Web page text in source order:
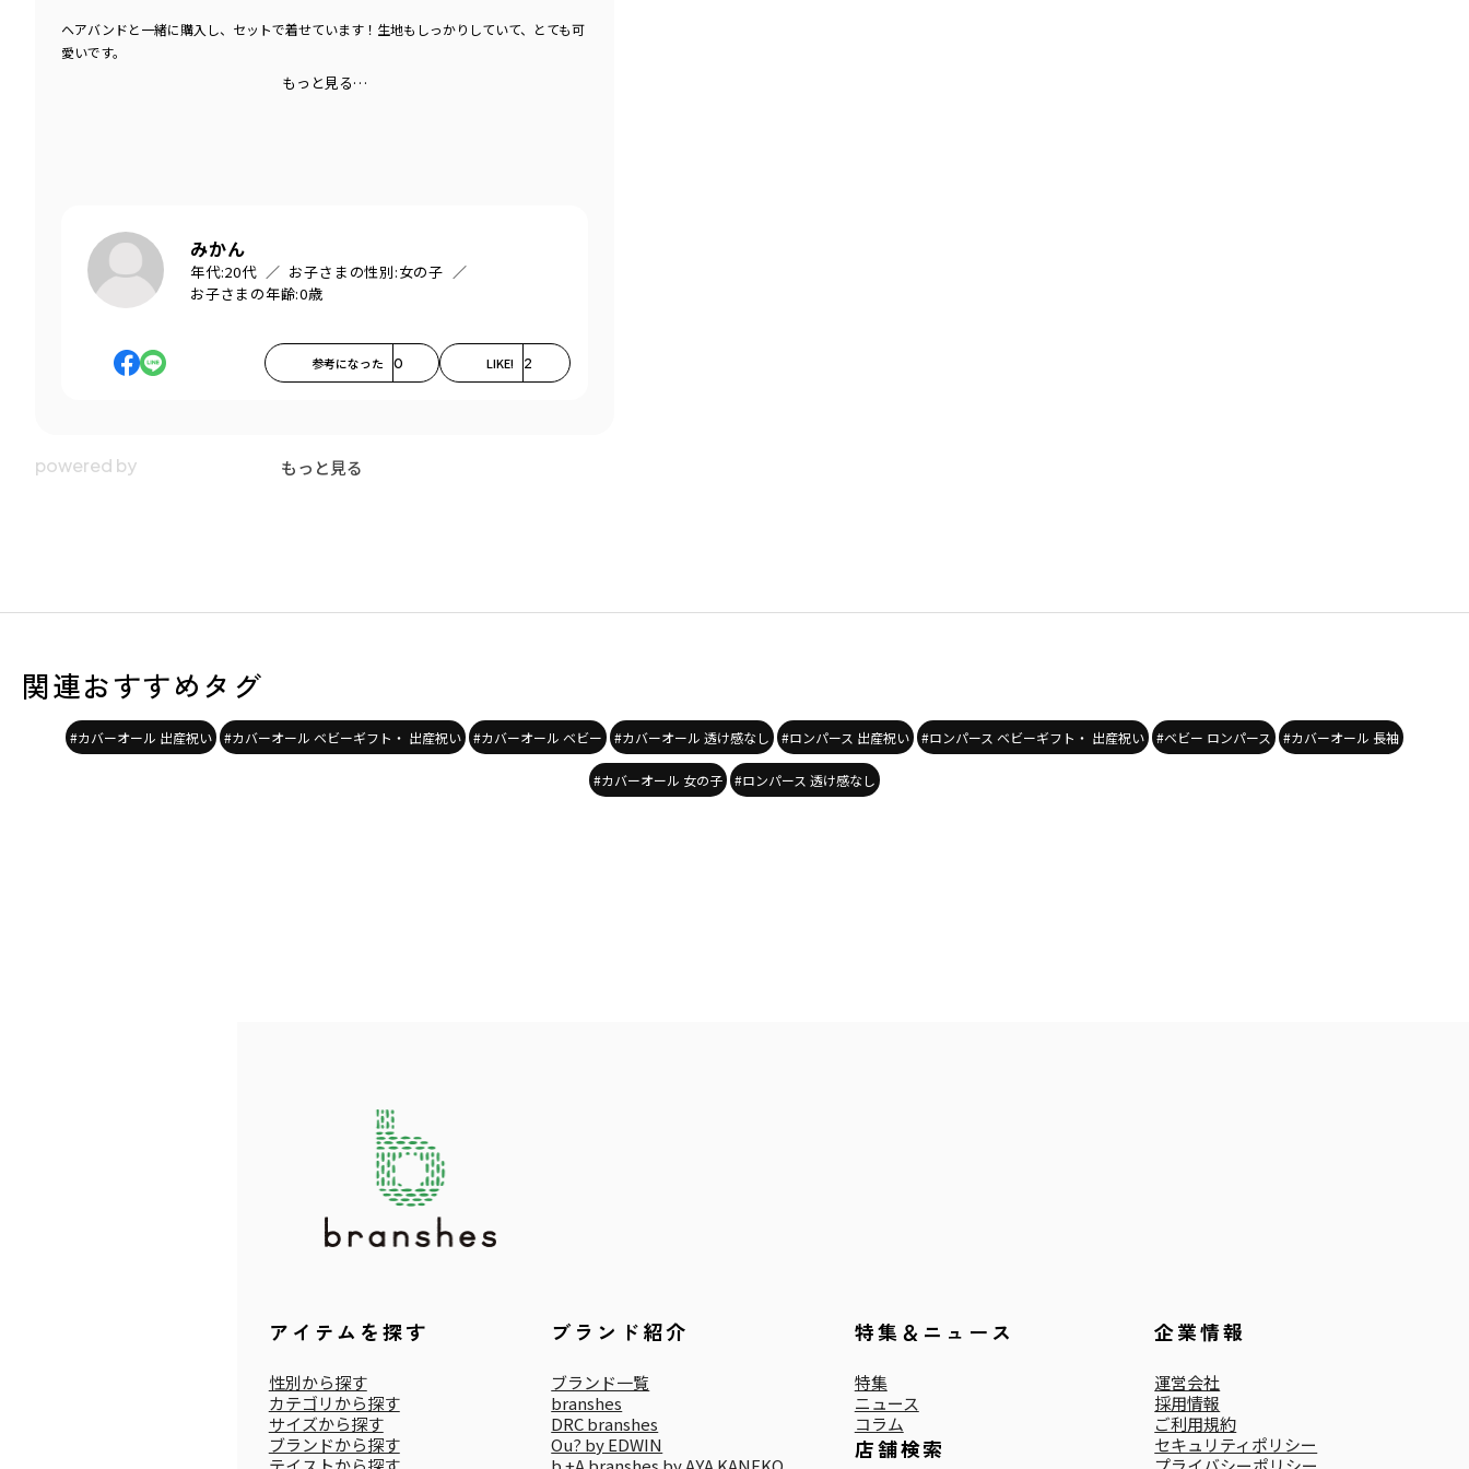
ヘアバンドと一緒に購入し、セットで着せています！生地もしっかりしていて、とても可
愛いです。
もっと見る…
みかん
年代:20代 お子さまの性別:女の子
お子さまの年齢:0歳
参考になった 0 LIKE! 2
もっと見る
関連おすすめタグ
#カバーオール 出産祝い #カバーオール ベビーギフト・ 出産祝い #カバーオール ベビー #カバーオール 透け感なし #ロンパース 出産祝い #ロンパース ベビーギフト・ 出産祝い #ベビー ロンパース #カバーオール 長袖
#カバーオール 女の子 #ロンパース 透け感なし
アイテムを探す
性別から探す
カテゴリから探す
サイズから探す
ブランドから探す
ブランド紹介
ブランド一覧
branshes
DRC branshes
Ou? by EDWIN
特集＆ニュース
特集
ニュース
コラム
店舗検索
企業情報
運営会社
採用情報
ご利用規約
セキュリティポリシー